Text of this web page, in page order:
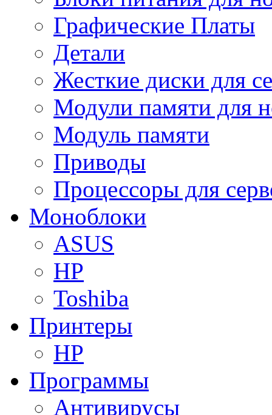
Графические Платы
Детали
Жесткие диски для
Модули памяти для
Модуль памяти
Приводы
Процессоры для
Моноблоки
ASUS
HP
Toshiba
Принтеры
HP
Программы
Антивирусы